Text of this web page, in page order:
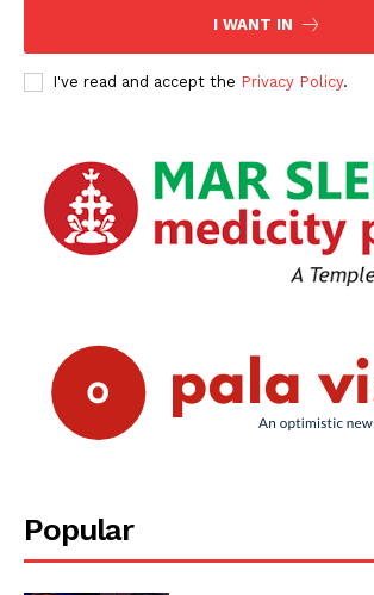
About
Contact us
Subscription Plans
I WANT IN
I've read and accept the Privacy Policy.
Popular